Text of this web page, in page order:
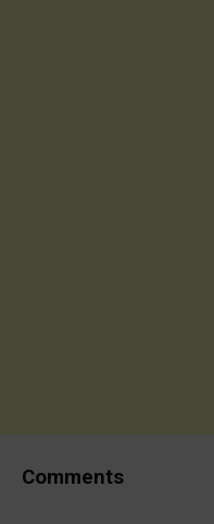
Comments